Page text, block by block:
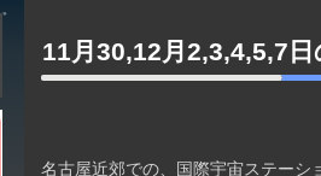
11月30,12月2,3,4,5,7
名古屋近郊での、国際宇宙ステーシ